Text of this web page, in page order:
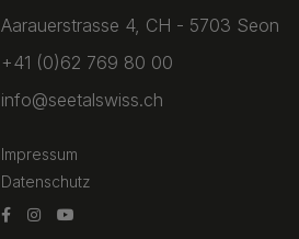
Aarauerstrasse 4, CH - 5703 Seon
+41 (0)62 769 80 00
info@seetalswiss.ch
Impressum
Datenschutz